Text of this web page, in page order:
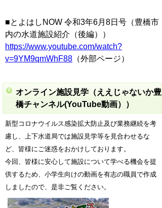
■とよはしNOW 令和3年6月8日号（豊橋市
内の水道施設紹介（後編））
https://www.youtube.com/watch?
v=9YM9qmWhF88 （外部ページ）
オンライン施設見学（ええじゃないか豊
橋チャンネル(YouTube動画））
新型コロナウイルス感染拡大防止及び業務継続を考
慮し、上下水道局では施設見学等を見合わせるな
ど、皆様にご迷惑をおかけしております。
今回、皆様に安心して施設について学べる機会を提
供するため、小学生向けの動画を有志の職員で作成
しましたので、是非ご覧ください。